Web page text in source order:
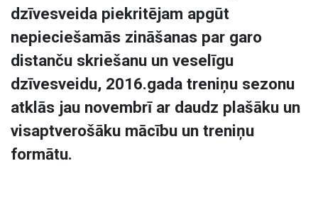
dzīvesveida piekritējam apgūt
nepieciešamās zināšanas par garo
distanču skriešanu un veselīgu
dzīvesveidu, 2016.gada treniņu sezonu
atklās jau novembrī ar daudz plašāku un
visaptverošāku mācību un treniņu
formātu.